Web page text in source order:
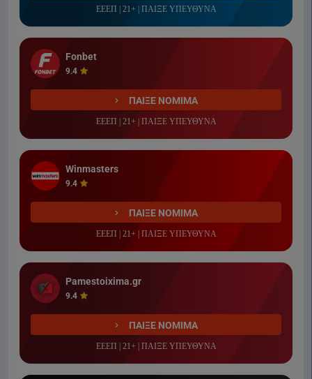
ΕΕΕΠ | 21+ | ΠΑΙΞΕ ΥΠΕΥΘΥΝΑ
Fonbet
9.4
ΠΑΙΞΕ ΝΟΜΙΜΑ
ΕΕΕΠ | 21+ | ΠΑΙΞΕ ΥΠΕΥΘΥΝΑ
Winmasters
9.4
ΠΑΙΞΕ ΝΟΜΙΜΑ
ΕΕΕΠ | 21+ | ΠΑΙΞΕ ΥΠΕΥΘΥΝΑ
Pamestoixima.gr
9.4
ΠΑΙΞΕ ΝΟΜΙΜΑ
ΕΕΕΠ | 21+ | ΠΑΙΞΕ ΥΠΕΥΘΥΝΑ